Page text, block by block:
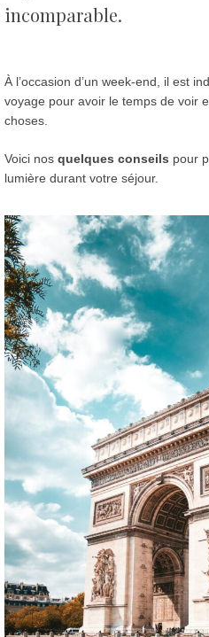
incomparable.
À l’occasion d’un week-end, il est
voyage pour avoir le temps de voir
choses.
Voici nos quelques conseils pour
lumière durant votre séjour.